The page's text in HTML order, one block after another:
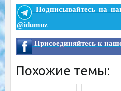
Подписывайтесь на
@idumuz
Присоединяйтесь к
Похожие темы: